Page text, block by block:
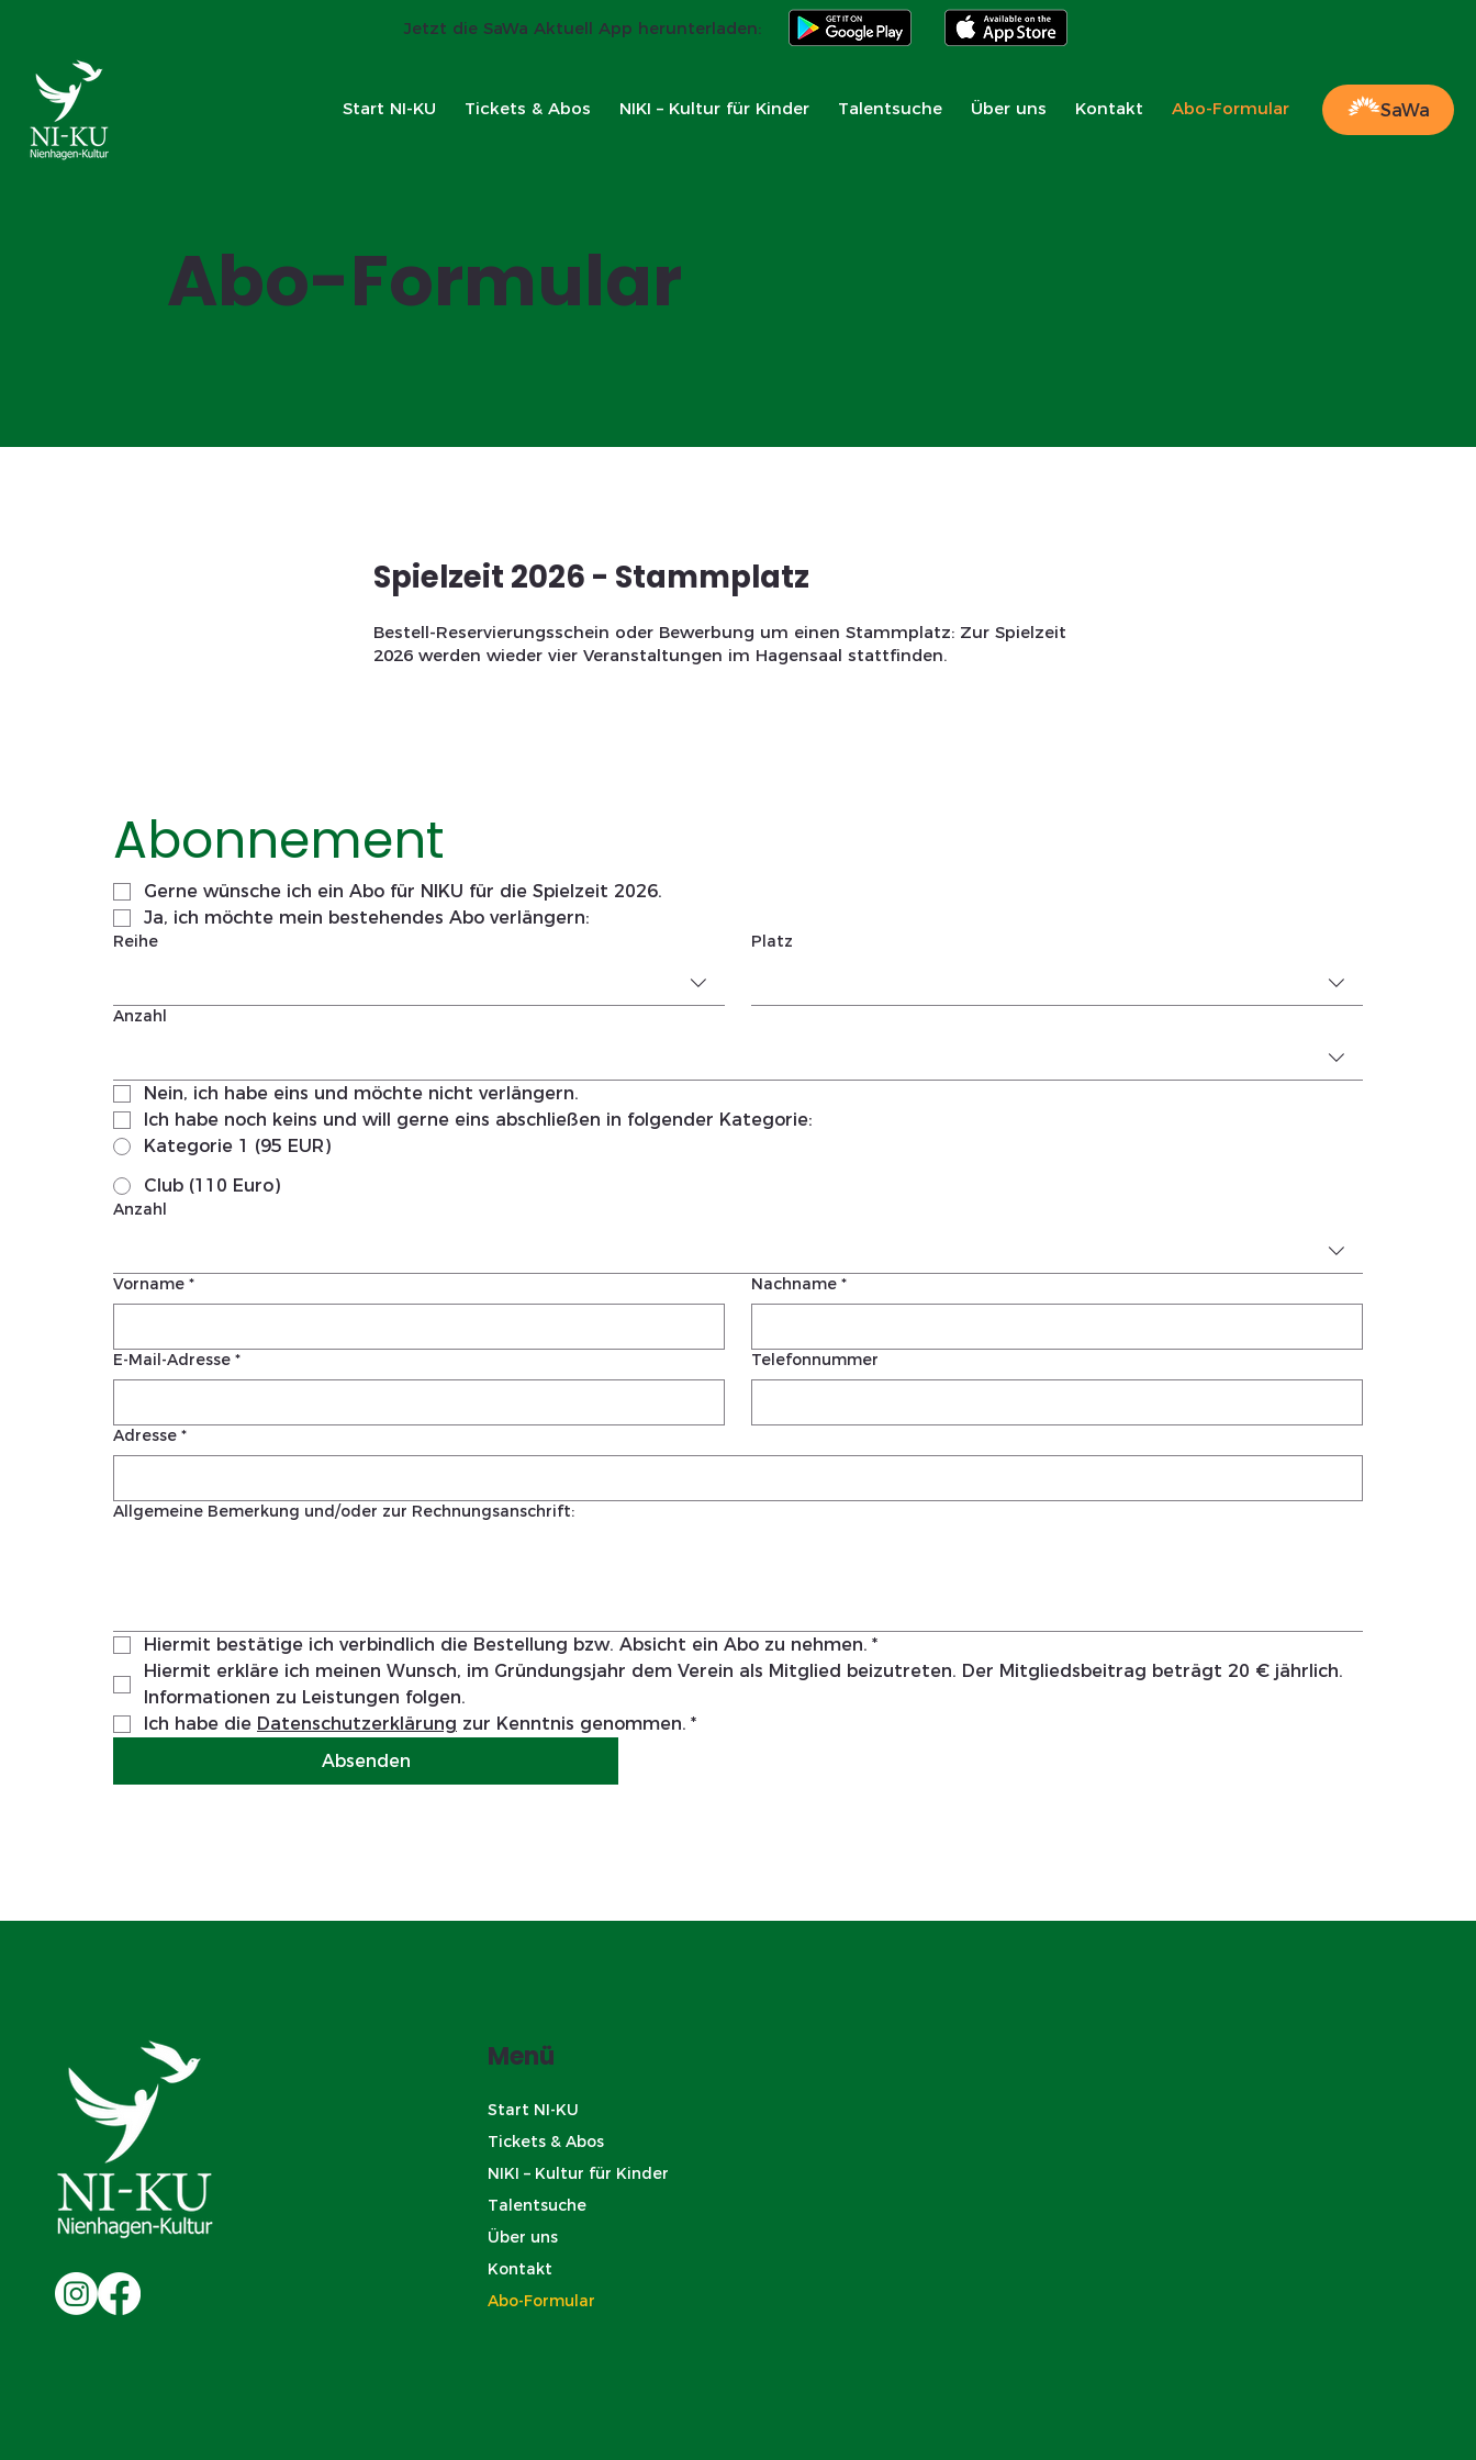
Jetzt die SaWa Aktuell App herunterladen:
Start NI-KU Tickets & Abos ​NIKI – Kultur für Kinder Talentsuche Über uns Kontakt Abo-Formular SaWa
Abo-Formular
Abonnement
Gerne wünsche ich ein Abo für NIKU für die Spielzeit 2026.
Ja, ich möchte mein bestehendes Abo verlängern:
Reihe Platz
Anzahl
Nein, ich habe eins und möchte nicht verlängern.
Ich habe noch keins und will gerne eins abschließen in folgender Kategorie:
Kategorie 1 (95 EUR)
Club (110 Euro)
Anzahl
Vorname * Nachname *
E-Mail-Adresse * Telefonnummer
Adresse *
Allgemeine Bemerkung und/oder zur Rechnungsanschrift:
Hiermit bestätige ich verbindlich die Bestellung bzw. Absicht ein Abo zu nehmen. *
Hiermit erkläre ich meinen Wunsch, im Gründungsjahr dem Verein als Mitglied beizutreten. Der Mitgliedsbeitrag beträgt 20 € jährlich.
Informationen zu Leistungen folgen.
Ich habe die Datenschutzerklärung zur Kenntnis genommen. *
Absenden
Spielzeit 2026 - Stammplatz
Bestell-Reservierungsschein oder Bewerbung um einen Stammplatz: Zur Spielzeit
2026 werden wieder vier Veranstaltungen im Hagensaal stattfinden.
Menü
Start NI-KU
Tickets & Abos
​NIKI – Kultur für Kinder
Talentsuche
Über uns
Kontakt
Abo-Formular